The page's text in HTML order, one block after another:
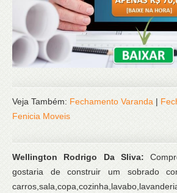
Veja Também: Fechamento Varanda |
Fenicia Moveis
Wellington Rodrigo Da Sliva:
gostaria de construir um sobrado